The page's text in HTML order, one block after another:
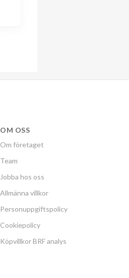
OM OSS
Om företaget
Team
Jobba hos oss
Allmänna villkor
Personuppgiftspolicy
Cookiepolicy
Köpvillkor BRF analys